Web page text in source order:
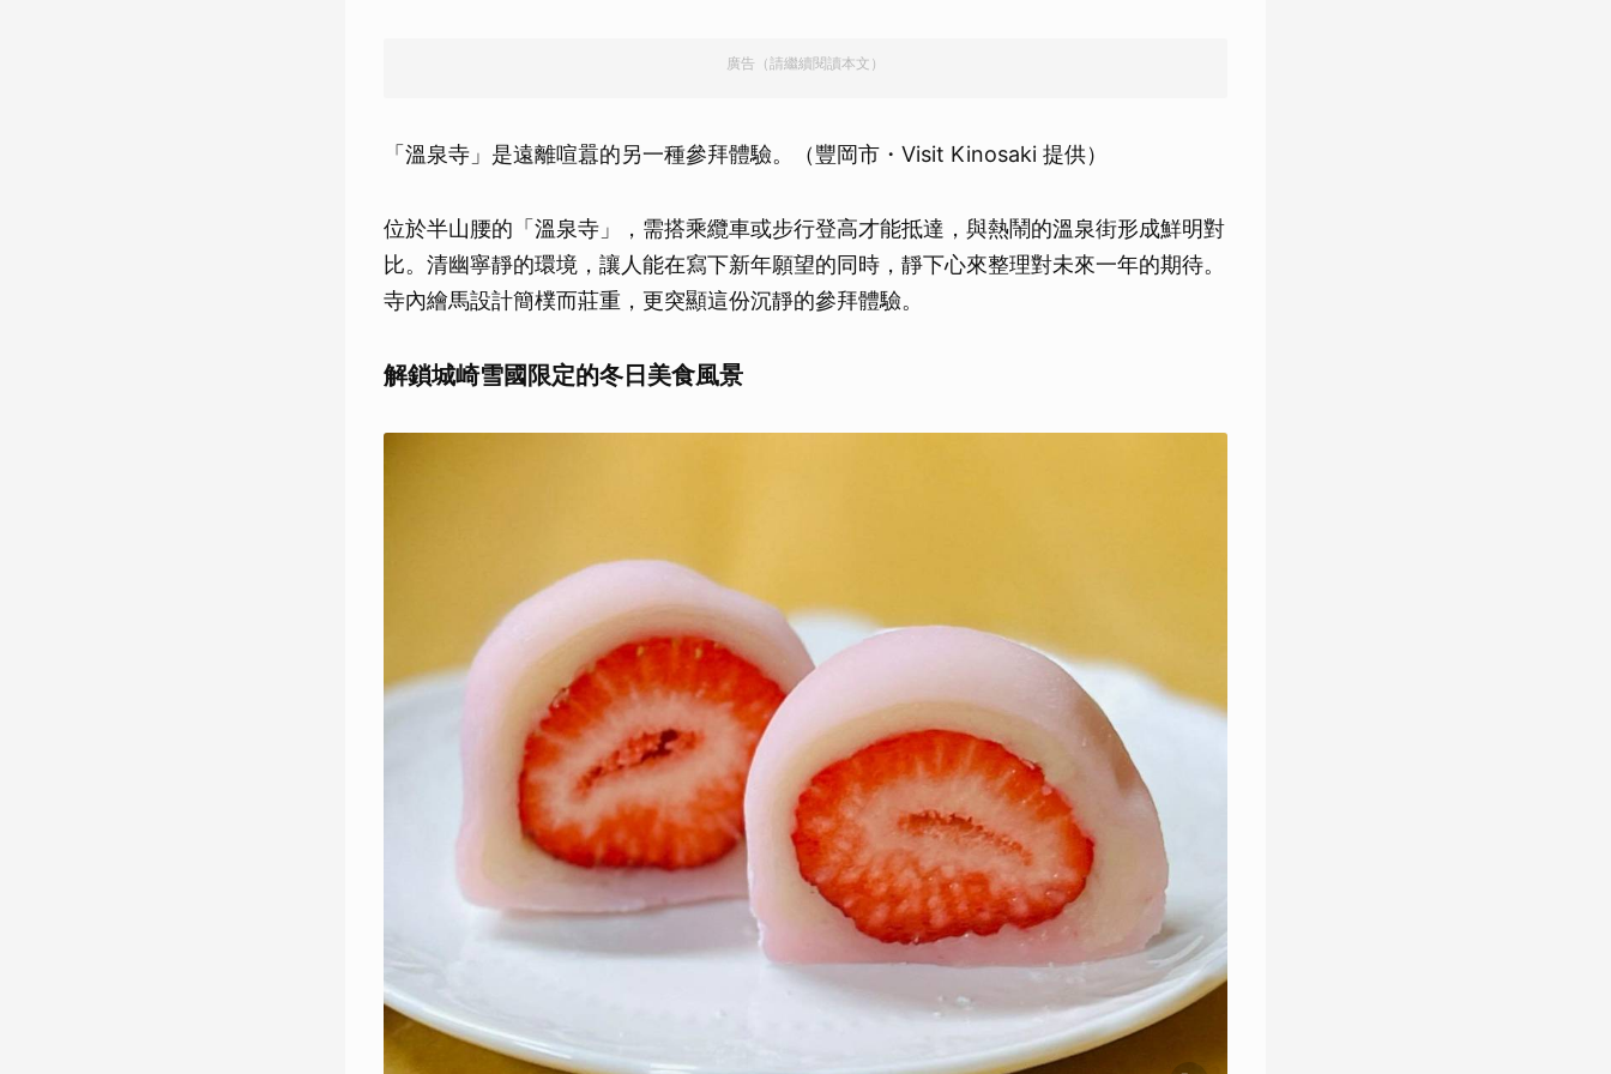
廣告（請繼續閱讀本文）
「溫泉寺」是遠離喧囂的另一種參拜體驗。（豐岡市・Visit Kinosaki 提供）
位於半山腰的「溫泉寺」，需搭乘纜車或步行登高才能抵達，與熱鬧的溫泉街形成鮮明對
比。清幽寧靜的環境，讓人能在寫下新年願望的同時，靜下心來整理對未來一年的期待。
寺內繪馬設計簡樸而莊重，更突顯這份沉靜的參拜體驗。
解鎖城崎雪國限定的冬日美食風景